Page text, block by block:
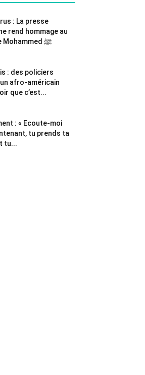
: La presse
rend hommage au
Prophète Mohammed ﷺ
: des policiers
afro-américain
que c’est...
: « Ecoute-moi
tu prends ta
tu...